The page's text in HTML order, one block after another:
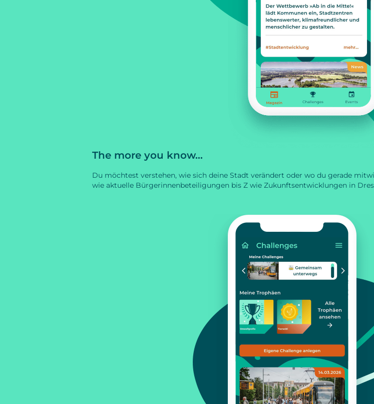
The more you know...
Du möchtest verstehen, wie sich deine Stadt verändert oder wo du gerade
wie aktuelle Bürgerinnenbeteiligungen bis Z wie Zukunftsentwicklungen in